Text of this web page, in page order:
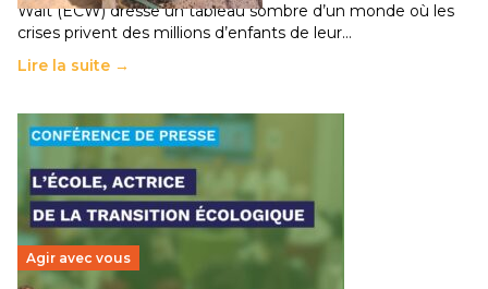
Wait (ECW) dresse un tableau sombre d’un monde où les
crises privent des millions d’enfants de leur…
Lire la suite →
Agir avec vous